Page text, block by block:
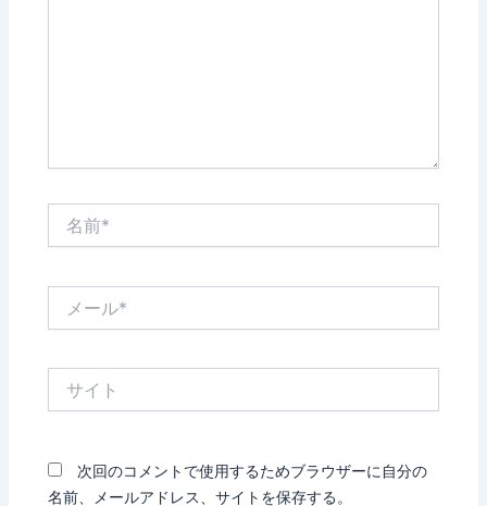
次回のコメントで使用するためブラウザーに自分の
名前、メールアドレス、サイトを保存する。